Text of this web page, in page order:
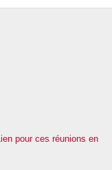
Lien pour ces réunions en